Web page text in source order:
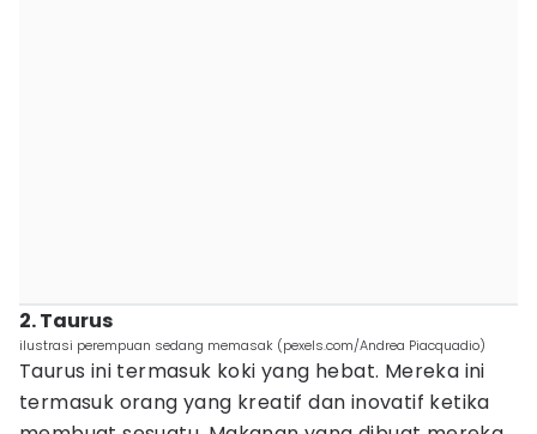
2. Taurus
ilustrasi perempuan sedang memasak (pexels.com/Andrea Piacquadio)
Taurus ini termasuk koki yang hebat. Mereka ini
termasuk orang yang kreatif dan inovatif ketika